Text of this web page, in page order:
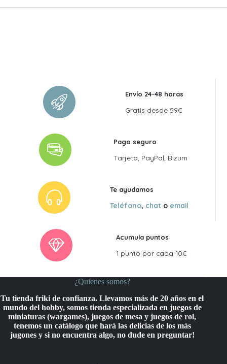
Envío 24-48 horas
Gratis desde 59€
Pago seguro
Tarjeta, PayPal, Bizum
Te ayudamos
Teléfono, chat o email
Acumula puntos
1 punto por cada 10€
¿Quienes somos?
Tu tienda friki de confianza. Llevamos más de 20 años en el
mundo del hobby, somos tienda especializada en juegos de
miniaturas (wargames), juegos de mesa y juegos de rol,
tenemos un catálogo que hará las delicias de los más
jugones y si no encuentra algo, no dude en preguntar!